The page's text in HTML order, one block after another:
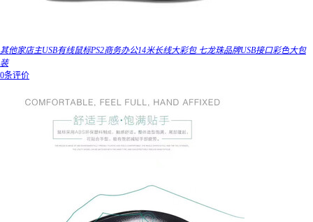
其他家店主USB有线鼠标PS2商务办公14米长线大彩包 七龙珠品牌USB接口彩色大包
装
0条评价